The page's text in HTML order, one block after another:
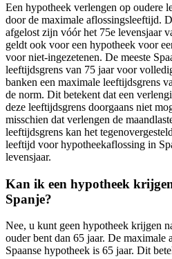
Een hypotheek verlengen op oudere
door de maximale aflossingsleeftijd.
afgelost zijn vóór het 75e levensjaar
geldt ook voor een hypotheek voor
voor niet-ingezetenen. De meeste
leeftijdsgrens van 75 jaar voor
banken een maximale leeftijdsgrens
de norm. Dit betekent dat een
deze leeftijdsgrens doorgaans niet
misschien dat verlengen de
leeftijdsgrens kan het
leeftijd voor hypotheekaflossing in
levensjaar.
Kan ik een hypotheek
Spanje?
Nee, u kunt geen hypotheek krijgen
ouder bent dan 65 jaar. De maximale
Spaanse hypotheek is 65 jaar. Dit